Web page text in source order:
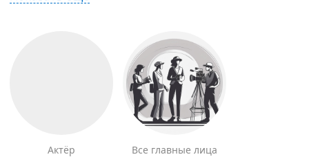
актёр Все главные лица